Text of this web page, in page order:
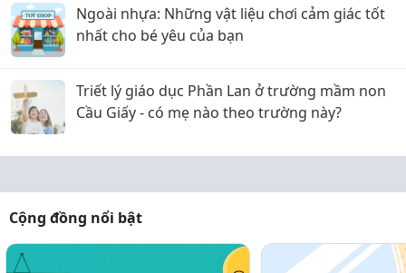
Ngoài nhựa: Những vật liệu chơi cảm giác tốt
nhất cho bé yêu của bạn
Triết lý giáo dục Phần Lan ở trường mầm non
Cầu Giấy - có mẹ nào theo trường này?
Cộng đồng nổi bật